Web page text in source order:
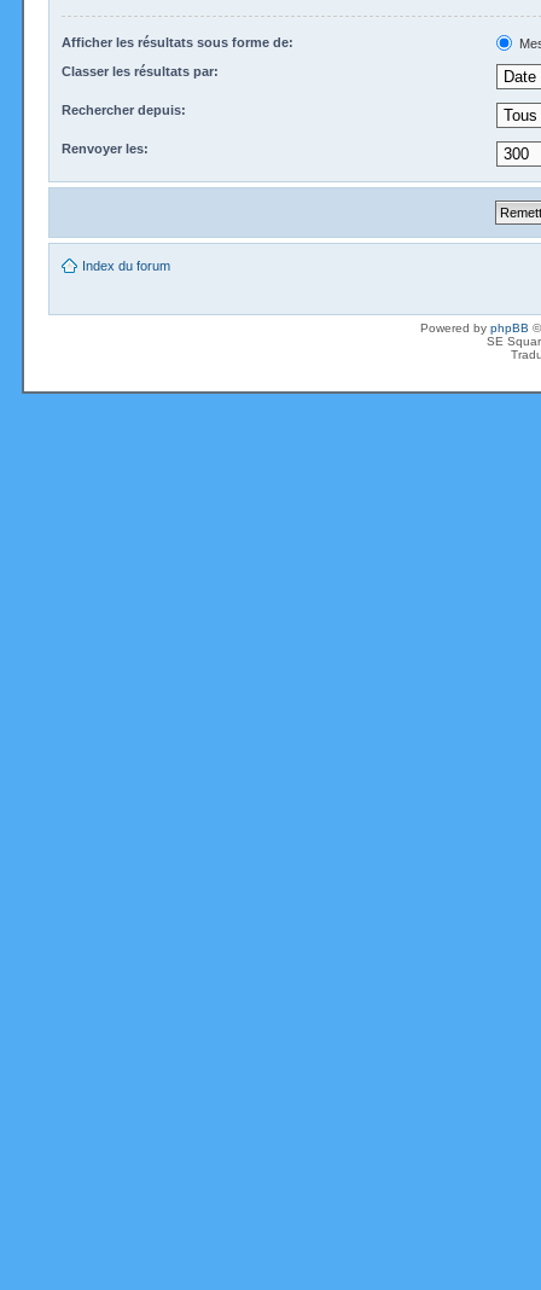
Afficher les résultats sous forme de:
Classer les résultats par:
Rechercher depuis:
Renvoyer les:
Index du forum
Powered by phpBB
SE